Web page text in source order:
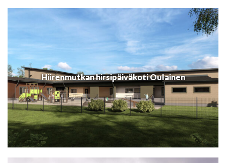
Hiirenmutkan hirsipäiväkoti Oulainen